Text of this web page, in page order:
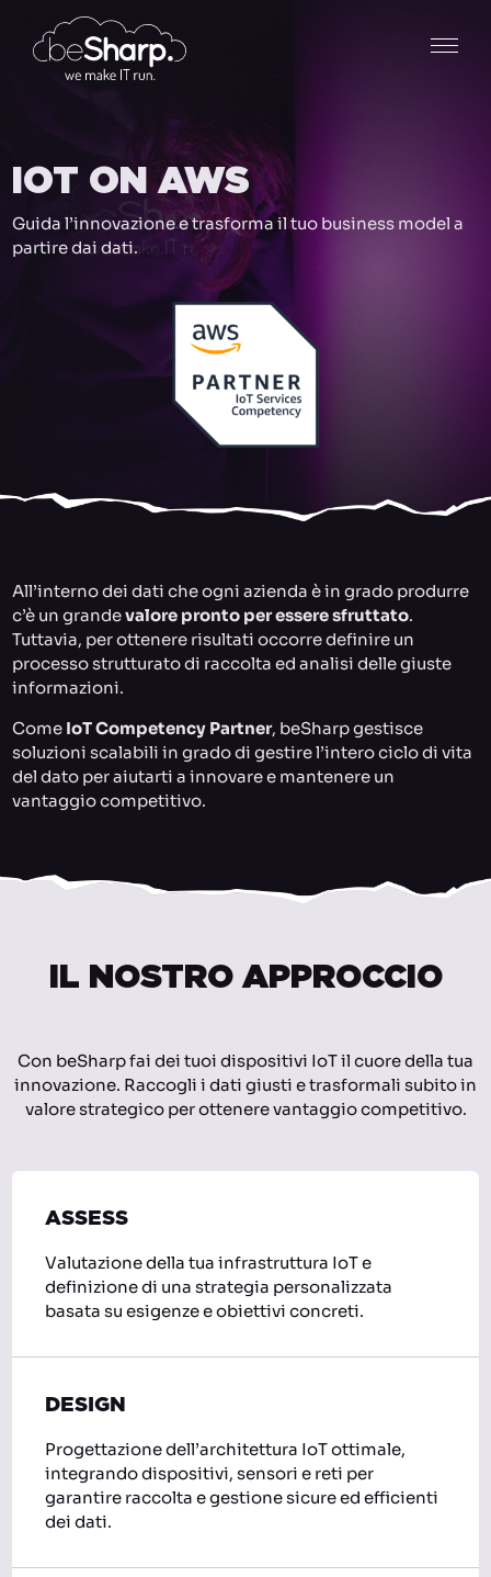
IOT ON AWS
Guida l’innovazione e trasforma il tuo business model a
partire dai dati.
All’interno dei dati che ogni azienda è in grado produrre
c’è un grandevalore pronto per essere sfruttato.
Tuttavia, per ottenere risultati occorre definire un
processo strutturato di raccolta ed analisi delle giuste
informazioni.
Come IoT Competency Partner, beSharp gestisce
soluzioni scalabili in grado di gestire l’intero ciclo di vita
del dato per aiutarti a innovare e mantenere un
vantaggio competitivo.
IL NOSTRO APPROCCIO
Con beSharp fai dei tuoi dispositivi IoT il cuore della tua
innovazione. Raccogli i dati giusti e trasformali subito in
valore strategico per ottenere vantaggio competitivo.
ASSESS
Valutazione della tua infrastruttura IoT e
definizione di una strategia personalizzata
basata su esigenze e obiettivi concreti.
DESIGN
Progettazione dell’architettura IoT ottimale,
integrando dispositivi, sensori e reti per
garantire raccolta e gestione sicure ed efficienti
dei dati.